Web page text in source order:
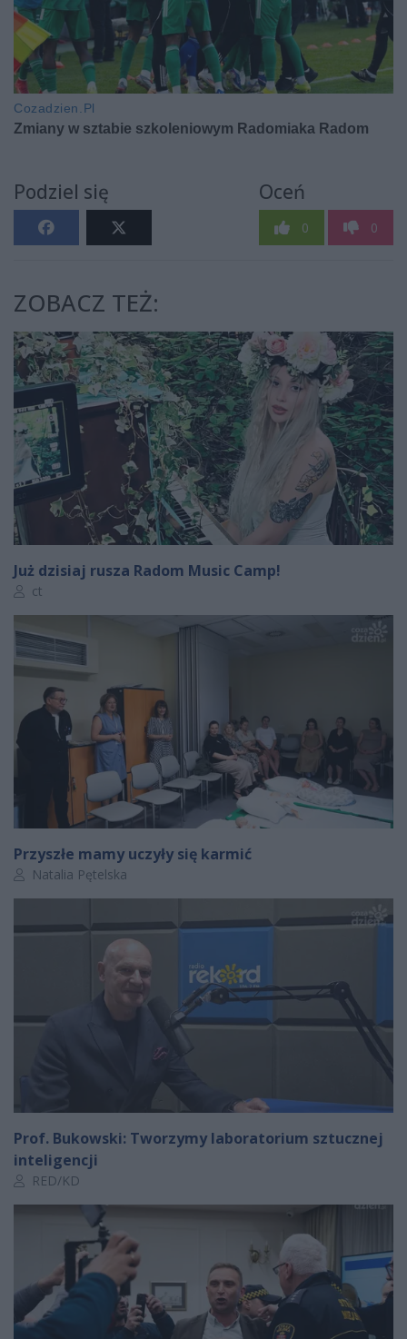
Podziel się Oceń
0 0
ZOBACZ TEŻ:
Już dzisiaj rusza Radom Music Camp!
Autor artykułu:
ct
Przyszłe mamy uczyły się karmić
Autor artykułu:
Natalia Pętelska
Prof. Bukowski: Tworzymy laboratorium sztucznej
inteligencji
Autor artykułu:
RED/KD